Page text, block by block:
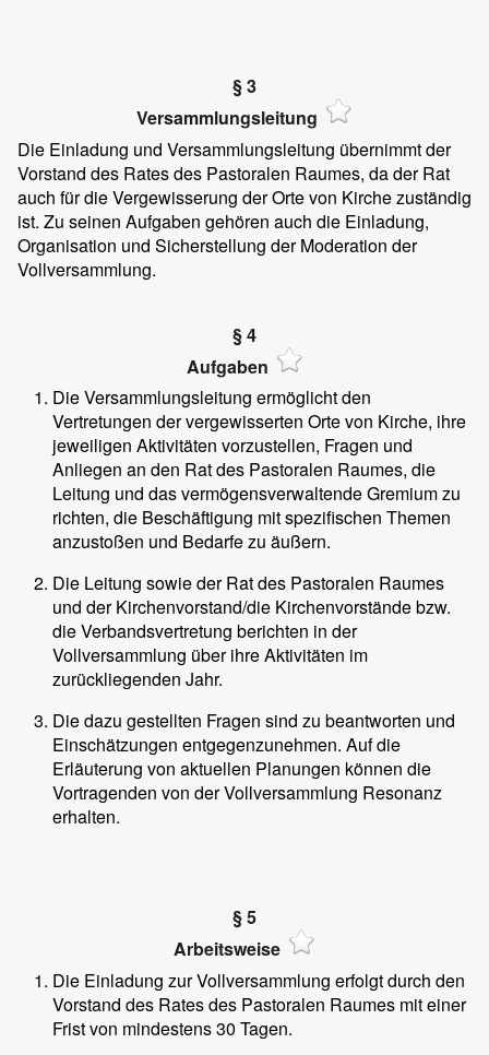
§ 3
Versammlungsleitung
Die Einladung und Versammlungsleitung übernimmt der
Vorstand des Rates des Pastoralen Raumes, da der Rat
auch für die Vergewisserung der Orte von Kirche zuständig
ist. Zu seinen Aufgaben gehören auch die Einladung,
Organisation und Sicherstellung der Moderation der
Vollversammlung.
§ 4
Aufgaben
Die Versammlungsleitung ermöglicht den
Vertretungen der vergewisserten Orte von Kirche, ihre
jeweiligen Aktivitäten vorzustellen, Fragen und
Anliegen an den Rat des Pastoralen Raumes, die
Leitung und das vermögensverwaltende Gremium zu
richten, die Beschäftigung mit spezifischen Themen
anzustoßen und Bedarfe zu äußern.
Die Leitung sowie der Rat des Pastoralen Raumes
und der Kirchenvorstand/die Kirchenvorstände bzw.
die Verbandsvertretung berichten in der
Vollversammlung über ihre Aktivitäten im
zurückliegenden Jahr.
Die dazu gestellten Fragen sind zu beantworten und
Einschätzungen entgegenzunehmen. Auf die
Erläuterung von aktuellen Planungen können die
Vortragenden von der Vollversammlung Resonanz
erhalten.
§ 5
Arbeitsweise
Die Einladung zur Vollversammlung erfolgt durch den
Vorstand des Rates des Pastoralen Raumes mit einer
Frist von mindestens 30 Tagen.